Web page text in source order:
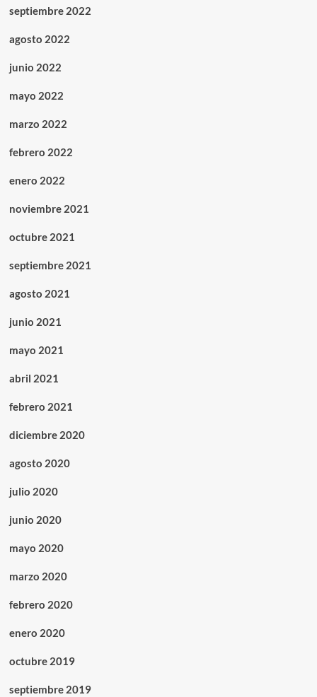
septiembre 2022
agosto 2022
junio 2022
mayo 2022
marzo 2022
febrero 2022
enero 2022
noviembre 2021
octubre 2021
septiembre 2021
agosto 2021
junio 2021
mayo 2021
abril 2021
febrero 2021
diciembre 2020
agosto 2020
julio 2020
junio 2020
mayo 2020
marzo 2020
febrero 2020
enero 2020
octubre 2019
septiembre 2019